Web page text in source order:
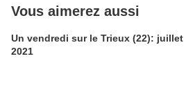
Vous aimerez aussi
Un vendredi sur le Trieux (22): juillet
2021